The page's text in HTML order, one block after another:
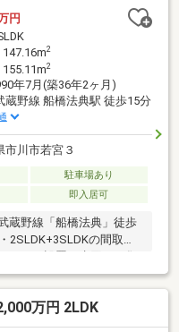
ームとしてはもちろ
いただける一邸。利便性
アのおすすめ物件です。
円
147.16m2
155.11m2
年7月(築36年2ヶ月)
蔵野線 船橋法典駅 徒歩15分
市川市若宮３
駐車場あり
即入居可
蔵野線「船橋法典」徒歩
2SLDK+3SLDKの間取
どの収納スペースを確
・南向きのテラス・バル
周辺環境・市川市立若
っと市川若宮2丁目店 徒
万円 2LDK